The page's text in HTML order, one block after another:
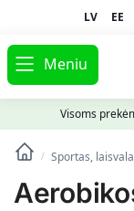
LV EE
Meniu
Visoms
/ Sportas,